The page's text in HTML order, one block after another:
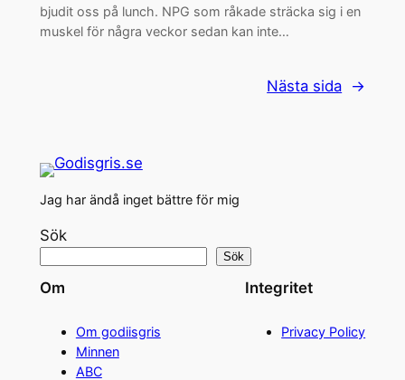
bjudit oss på lunch. NPG som råkade sträcka sig i en
muskel för några veckor sedan kan inte…
Nästa sida →
Jag har ändå inget bättre för mig
Sök
Sök
Om
Om godiisgris
Minnen
ABC
Integritet
Privacy Policy